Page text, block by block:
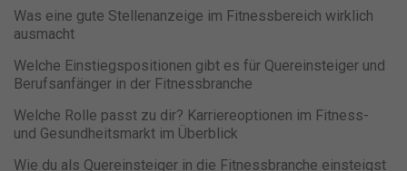
Was eine gute Stellenanzeige im Fitnessbereich wirklich
ausmacht
Welche Einstiegspositionen gibt es für Quereinsteiger und
Berufsanfänger in der Fitnessbranche
Welche Rolle passt zu dir? Karriereoptionen im Fitness-
und Gesundheitsmarkt im Überblick
Wie du als Quereinsteiger in die Fitnessbranche einsteigst